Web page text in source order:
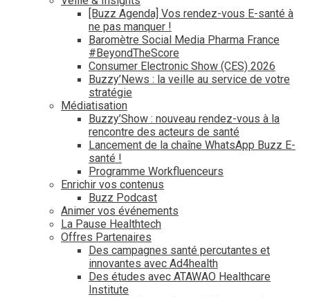
[Buzz Agenda] Vos rendez-vous E-santé à
ne pas manquer !
Baromètre Social Media Pharma France
#BeyondTheScore
Consumer Electronic Show (CES) 2026
Buzzy’News : la veille au service de votre
stratégie
Médiatisation
Buzzy’Show : nouveau rendez-vous à la
rencontre des acteurs de santé
Lancement de la chaîne WhatsApp Buzz E-
santé !
Programme Workfluenceurs
Enrichir vos contenus
Buzz Podcast
Animer vos événements
La Pause Healthtech
Offres Partenaires
Des campagnes santé percutantes et
innovantes avec Ad4health
Des études avec ATAWAO Healthcare
Institute